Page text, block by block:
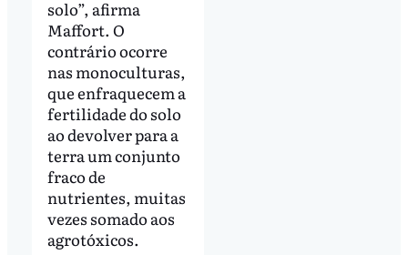
solo”, afirma
Maffort. O
contrário ocorre
nas monoculturas,
que enfraquecem a
fertilidade do solo
ao devolver para a
terra um conjunto
fraco de
nutrientes, muitas
vezes somado aos
agrotóxicos.